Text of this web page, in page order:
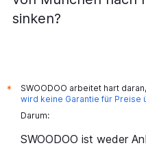
sinken?
*
SWOODOO arbeitet hart
wird keine Garantie für Preise
Darum:
SWOODOO ist weder